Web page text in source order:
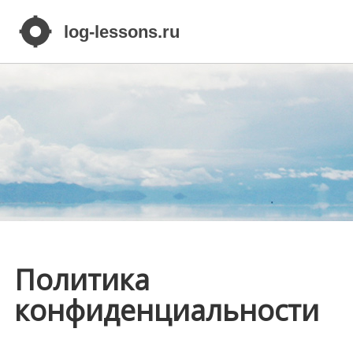
Политика
конфиденциальности